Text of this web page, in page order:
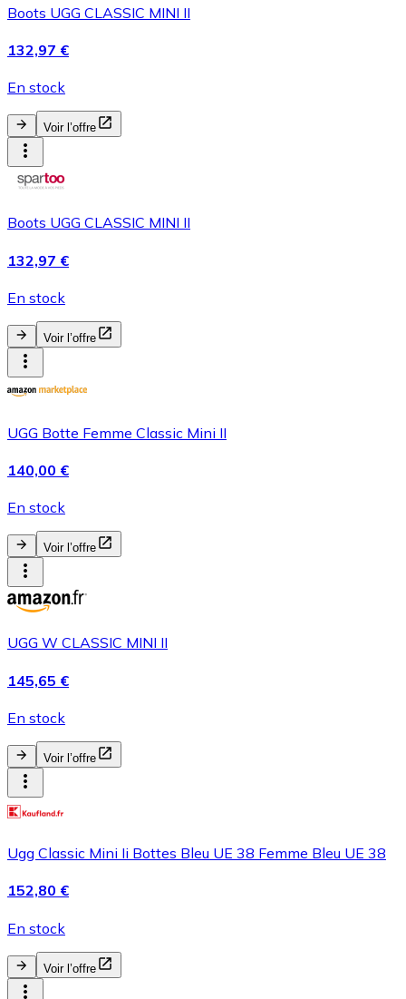
Boots UGG CLASSIC MINI II
132,97 €
En stock
Voir l’offre
Boots UGG CLASSIC MINI II
132,97 €
En stock
Voir l’offre
UGG Botte Femme Classic Mini II
140,00 €
En stock
Voir l’offre
UGG W CLASSIC MINI II
145,65 €
En stock
Voir l’offre
Ugg Classic Mini Ii Bottes Bleu UE 38 Femme Bleu UE 38
152,80 €
En stock
Voir l’offre